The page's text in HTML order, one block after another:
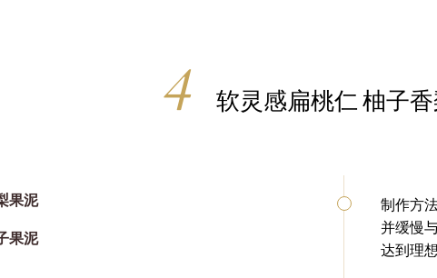
软灵感扁桃仁 柚子
果泥
果泥
制作方
并缓慢
达到理